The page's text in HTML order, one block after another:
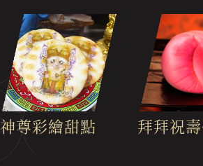
神尊彩繪甜點 拜拜祝